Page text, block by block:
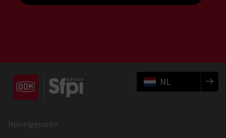
NL
Huiseigenaren